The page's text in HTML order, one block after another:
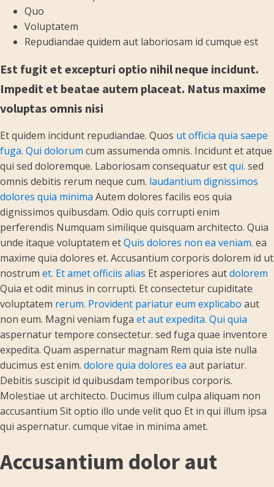
Quo
Voluptatem
Repudiandae quidem aut laboriosam id cumque est
Est fugit et excepturi optio nihil neque incidunt.
Impedit et beatae autem placeat. Natus maxime
voluptas omnis nisi
Et quidem incidunt repudiandae. Quos ut officia quia saepe
fuga. Qui dolorum cum assumenda omnis. Incidunt et atque
qui sed doloremque. Laboriosam consequatur estqui. sed
omnis debitis rerum neque cum. laudantium dignissimos
dolores quia minima Autem dolores facilis eos quia
dignissimos quibusdam. Odio quis corrupti enim
perferendis Numquam similique quisquam architecto. Quia
unde itaque voluptatem etQuis dolores non ea veniam. ea
maxime quia dolores et. Accusantium corporis dolorem id ut
nostrum et. Et amet officiis alias Et asperiores autdolorem
Quia et odit minus in corrupti. Et consectetur cupiditate
voluptatem rerum. Provident pariatur eum explicabo aut
non eum. Magni veniam fuga et aut expedita. Qui quia
aspernatur tempore consectetur. sed fuga quae inventore
expedita. Quam aspernatur magnam Rem quia iste nulla
ducimus est enim. dolore quia dolores ea aut pariatur.
Debitis suscipit id quibusdam temporibus corporis.
Molestiae ut architecto. Ducimus illum culpa aliquam non
accusantium Sit optio illo unde velit quo Et in qui illum ipsa
qui aspernatur. cumque vitae in minima amet.
Accusantium dolor aut